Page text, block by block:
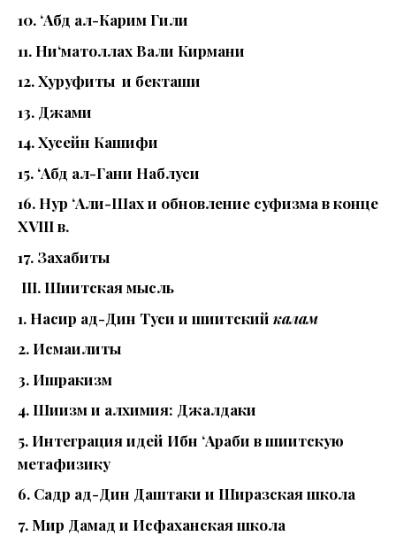
10. ‘Абд ал-Карим Гили
11. Ни‘матоллах Вали Кирмани
12. Хуруфиты и бекташи
13. Джами
14. Хусейн Кашифи
15. ‘Абд ал-Гани Наблуси
16. Нур ‘Али-Шах и обновление суфизма в конце
XVIII в.
17. Захабиты
III. Шиитская мысль
1. Насир ад-Дин Туси и шиитский калам
2. Исмаилиты
3. Ишракизм
4. Шиизм и алхимия: Джалдаки
5. Интеграция идей Ибн ‘Араби в шиитскую
метафизику
6. Садр ад-Дин Даштаки и Ширазская школа
7. Мир Дамад и Исфаханская школа